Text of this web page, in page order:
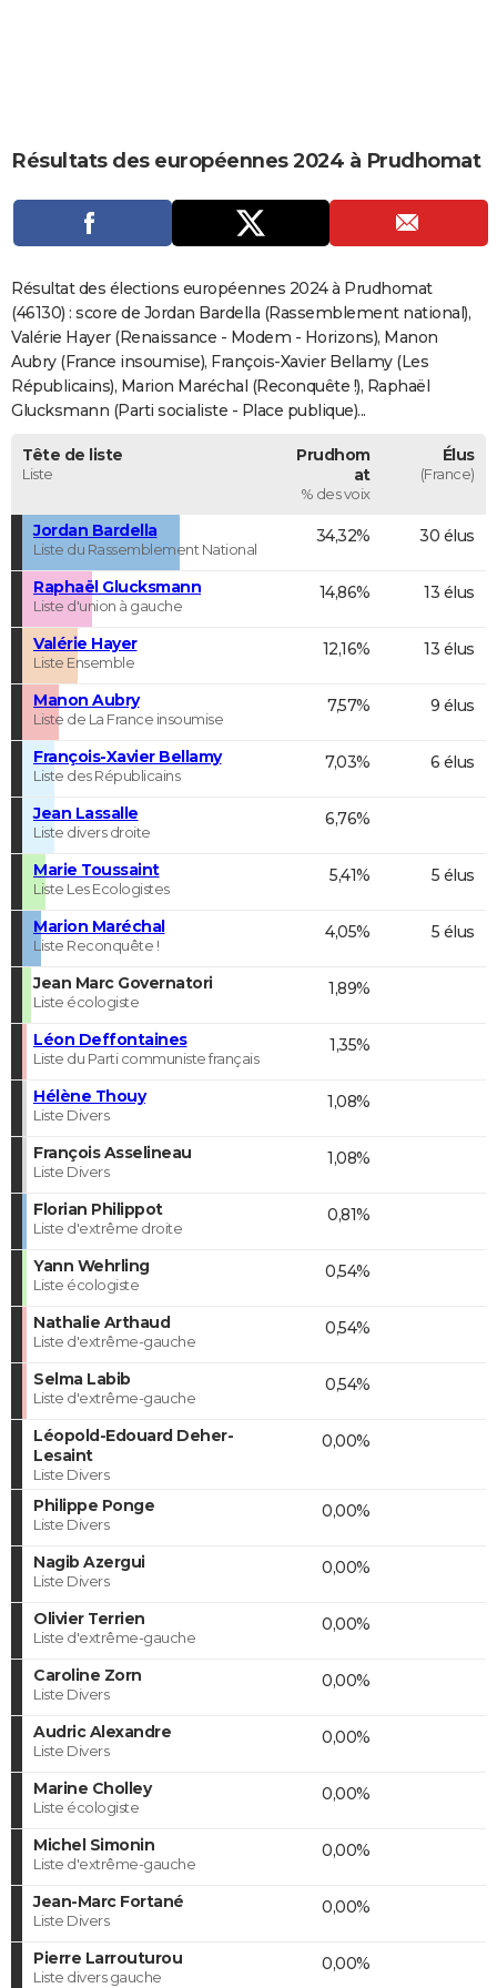
CARTE DE VOEUX
Carte de Noël
Carte Bonne année
Carte Saint-Valentin
Carte Pâques
Carte d'anniversaire
DICTIONNAIRE
Dictionnaire
Biographies
Citations
Expressions
Proverbes
PROGRAMME TV
COPAINS D'AVANT
S'inscrire
Se connecter
Lycées
Collèges
Primaires
Universités
Entreprises
Service militaire
Avis de recherche
AVIS DE DÉCÈS
FORUM
Résultats des européennes 2024 à Prudhomat
Résultat des élections européennes 2024 à Prudhomat
(46130) : score de Jordan Bardella (Rassemblement national),
Valérie Hayer (Renaissance - Modem - Horizons), Manon
Aubry (France insoumise), François-Xavier Bellamy (Les
Républicains), Marion Maréchal (Reconquête !), Raphaël
Glucksmann (Parti socialiste - Place publique)...
Tête de liste
Liste
Prudhom
at
% des voix
Élus
(France)
Jordan Bardella
Liste du Rassemblement National
34,32% 30 élus
Raphaël Glucksmann
Liste d'union à gauche
14,86% 13 élus
Valérie Hayer
Liste Ensemble
12,16% 13 élus
Manon Aubry
Liste de La France insoumise
7,57% 9 élus
François-Xavier Bellamy
Liste des Républicains
7,03% 6 élus
Jean Lassalle
Liste divers droite
6,76%
Marie Toussaint
Liste Les Ecologistes
5,41% 5 élus
Marion Maréchal
Liste Reconquête !
4,05% 5 élus
Jean Marc Governatori
Liste écologiste
1,89%
Léon Deffontaines
Liste du Parti communiste français
1,35%
Hélène Thouy
Liste Divers
1,08%
François Asselineau
Liste Divers
1,08%
Florian Philippot
Liste d'extrême droite
0,81%
Yann Wehrling
Liste écologiste
0,54%
Nathalie Arthaud
Liste d'extrême-gauche
0,54%
Selma Labib
Liste d'extrême-gauche
0,54%
Léopold-Edouard Deher-
Lesaint
Liste Divers
0,00%
Philippe Ponge
Liste Divers
0,00%
Nagib Azergui
Liste Divers
0,00%
Olivier Terrien
Liste d'extrême-gauche
0,00%
Caroline Zorn
Liste Divers
0,00%
Audric Alexandre
Liste Divers
0,00%
Marine Cholley
Liste écologiste
0,00%
Michel Simonin
Liste d'extrême-gauche
0,00%
Jean-Marc Fortané
Liste Divers
0,00%
Pierre Larrouturou
Liste divers gauche
0,00%